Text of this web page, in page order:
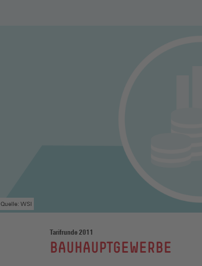
Quelle: WSI
Tarifrunde 2011
:
BAUHAUPTGEWERBE